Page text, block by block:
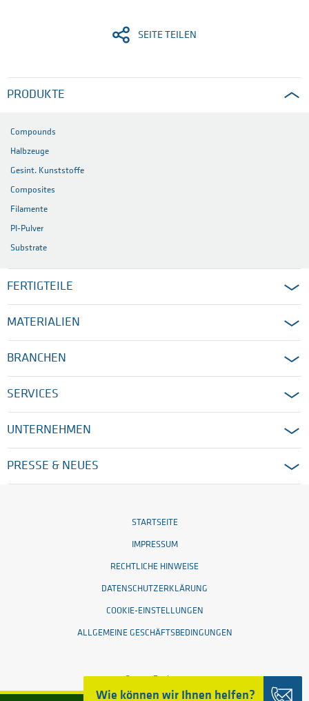
Wie können wir Ihnen helfen?
SEITE TEILEN
PRODUKTE
Compounds
Halbzeuge
Gesint. Kunststoffe
Composites
Filamente
PI-Pulver
Substrate
FERTIGTEILE
MATERIALIEN
BRANCHEN
SERVICES
UNTERNEHMEN
PRESSE & NEUES
STARTSEITE
IMPRESSUM
RECHTLICHE HINWEISE
DATENSCHUTZERKLÄRUNG
COOKIE-EINSTELLUNGEN
ALLGEMEINE GESCHÄFTSBEDINGUNGEN